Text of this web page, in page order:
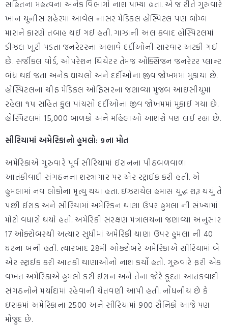
સહિતના મહત્વના અનેક વિભાગો નાશ પામ્યા હતા. એ જ રીતે ગુરુવારે
ખાન યુનીસ શહેરમાં આવેલ નાસર મેડિકલ હોસ્પિટલ પણ બોમ્બ
મારાને કારણે તબાહ થઈ ગઈ હતી. ગાઝાની અલ કવાદ હોસ્પિટલમાં
ડીઝલ ખૂટી પડતા જનરેટરના અભાવે દર્દીઓની સારવાર અટકી ગઈ
છે. સર્જીકલ વોર્ડ, ઓપરેશન થિયેટર તેમજ ઓક્સિજન જનરેટર પ્લાન્ટ
બંધ થઈ જતા અનેક ઘાયલો અને દર્દીઓના જીવ જોખમમાં મુકાયા છે.
હોસ્પિટલના ચીફ મેડિકલ ઓફિસરના જણાવ્યા મુજબ આઇસીયુમાં
રહેલા ૧૫ સહિત કુલ પાંચસો દર્દીઓના જીવ જોખમમાં મુકાઈ ગયા છે.
હોસ્પિટલમાં 15,000 બાળકો અને મહિલાઓ આશરો પણ લઈ રહ્યા છે.
સીરિયામાં અમેરિકાનો હુમલો: 9ના મોત
અમેરિકાએ ગુરુવારે પૂર્વ સીરિયામાં ઈરાનના પીઠબળવાળા
આતંકીવાદી સંગઠનના શસ્ત્રાગાર પર એર સ્ટ્રાઈક કરી હતી. એ
હુમલામાં નવ લોકોના મૃત્યુ થયા હતા. ઇઝરાયેલ હમાસ યુદ્ધ શરૂ થયું તે
પછી ઈરાક અને સીરિયામાં અમેરિકન થાણા ઉપર હુમલા ની સંખ્યામાં
મોટો વધારો થયો હતો. અમેરિકી સંરક્ષણ મંત્રાલયના જણાવ્યા અનુસાર
17 ઓક્ટોબરથી અત્યાર સુધીમાં અમેરિકી થાણા ઉપર હુમલા ની 40
ઘટના બની હતી. ત્યારબાદ 28મી ઓક્ટોબરે અમેરિકાએ સીરિયામાં બે
એર સ્ટ્રાઈક કરી આતંકી થાણાઓનો નાશ કર્યો હતો. ગુરુવારે ફરી એક
વખત અમેરિકાએ હુમલો કરી ઈરાન અને તેના જોરે કૂદતા આતંકવાદી
સંગઠનોને મર્યાદામાં રહેવાની ચેતવણી આપી હતી. નોંધનીય છે કે
ઇરાકમાં અમેરિકાના 2500 અને સીરિયામાં 900 સૈનિકો આજે પણ
મોજુદ છે.